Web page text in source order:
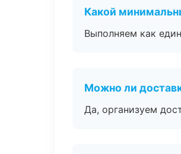
Какой
Выполняем как
Можно ли
Да, организуем